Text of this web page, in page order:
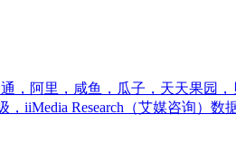
，阿里，咸鱼，瓜子，天天果园
iiMedia Research（艾媒咨询）